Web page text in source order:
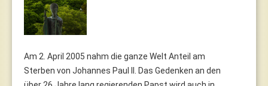
Am 2. April 2005 nahm die ganze Welt Anteil am
Sterben von Johannes Paul II. Das Gedenken an den